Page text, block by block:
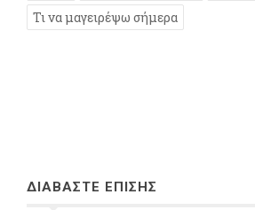
Τι να μαγειρέψω σήμερα
ΔΙΑΒΑΣΤΕ ΕΠΙΣΗΣ